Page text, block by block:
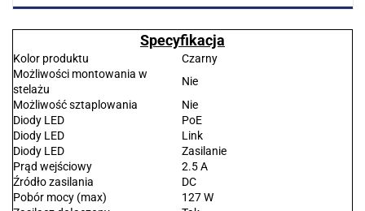
Specyfikacja
Kolor produktu
Czarny
Możliwości montowania w
stelażu
Nie
Możliwość sztaplowania
Nie
Diody LED
PoE
Diody LED
Link
Diody LED
Zasilanie
Prąd wejściowy
2.5 A
Źródło zasilania
DC
Pobór mocy (max)
127 W